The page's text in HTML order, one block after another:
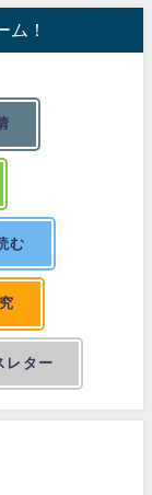
ム！
む
レター